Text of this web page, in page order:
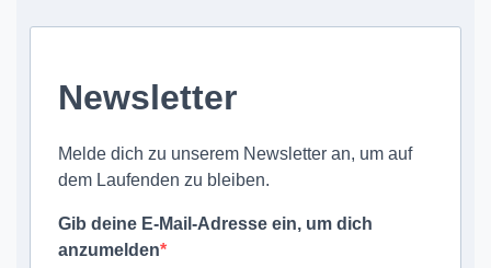
Newsletter
Melde dich zu unserem Newsletter an, um auf
dem Laufenden zu bleiben.
Gib deine E-Mail-Adresse ein, um dich
anzumelden